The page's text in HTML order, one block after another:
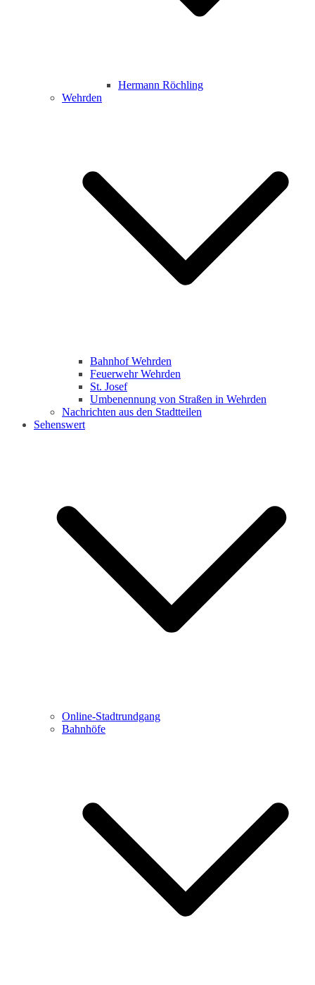
Hermann Röchling
Wehrden
Bahnhof Wehrden
Feuerwehr Wehrden
St. Josef
Umbenennung von Straßen in Wehrden
Nachrichten aus den Stadtteilen
Sehenswert
Online-Stadtrundgang
Bahnhöfe